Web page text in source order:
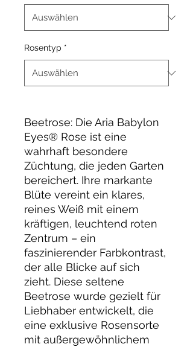
Rosentyp *
Beetrose: Die Aria Babylon
Eyes® Rose ist eine
wahrhaft besondere
Züchtung, die jeden Garten
bereichert. Ihre markante
Blüte vereint ein klares,
reines Weiß mit einem
kräftigen, leuchtend roten
Zentrum – ein
faszinierender Farbkontrast,
der alle Blicke auf sich
zieht. Diese seltene
Beetrose wurde gezielt für
Liebhaber entwickelt, die
eine exklusive Rosensorte
mit außergewöhnlichem